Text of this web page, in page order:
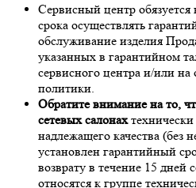
Сервисный центр обязуется
срока осуществлять
обслуживание изделия
указанных в гарантийном
сервисного центра и/или
политики.
Обратите внимание на то,
сетевых салонах
надлежащего качества (без
установлен гарантийный
возврату в течение 15 дней
относятся к группе